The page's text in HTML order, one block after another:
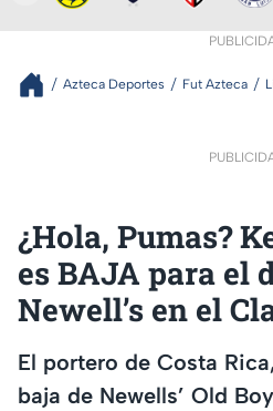
Azteca Deportes Fut Azteca
¿Hola, Pumas?
es BAJA para el
Newell’s en el
El portero de Costa
baja de Newells’ Old